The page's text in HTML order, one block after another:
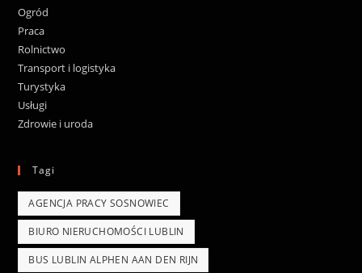
Ogród
Praca
Rolnictwo
Transport i logistyka
Turystyka
Usługi
Zdrowie i uroda
Tagi
AGENCJA PRACY SOSNOWIEC
BIURO NIERUCHOMOŚCI LUBLIN
BUS LUBLIN ALPHEN AAN DEN RIJN